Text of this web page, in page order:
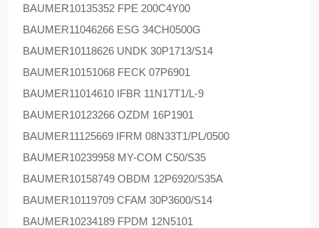
BAUMER10135352 FPE 200C4Y00
BAUMER11046266 ESG 34CH0500G
BAUMER10118626 UNDK 30P1713/S14
BAUMER10151068 FECK 07P6901
BAUMER11014610 IFBR 11N17T1/L-9
BAUMER10123266 OZDM 16P1901
BAUMER11125669 IFRM 08N33T1/PL/0500
BAUMER10239958 MY-COM C50/S35
BAUMER10158749 OBDM 12P6920/S35A
BAUMER10119709 CFAM 30P3600/S14
BAUMER10234189 FPDM 12N5101